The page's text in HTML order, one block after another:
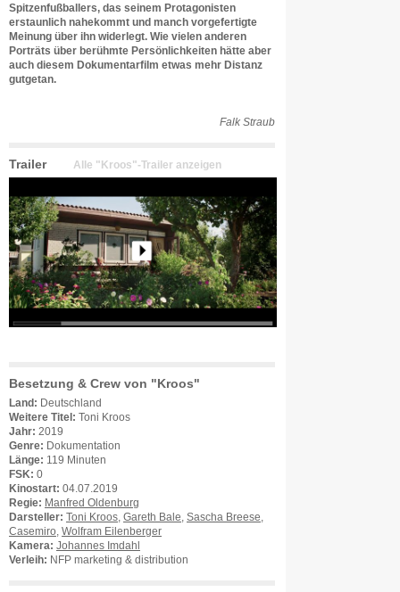
Spitzenfußballers, das seinem Protagonisten
erstaunlich nahekommt und manch vorgefertigte
Meinung über ihn widerlegt. Wie vielen anderen
Porträts über berühmte Persönlichkeiten hätte aber
auch diesem Dokumentarfilm etwas mehr Distanz
gutgetan.
Falk Straub
Trailer Alle "Kroos"-Trailer anzeigen
Besetzung & Crew von "Kroos"
Land: Deutschland
Weitere Titel: Toni Kroos
Jahr: 2019
Genre: Dokumentation
Länge: 119 Minuten
FSK: 0
Kinostart: 04.07.2019
Regie: Manfred Oldenburg
Darsteller: Toni Kroos Gareth Bale Sascha Breese
Casemiro Wolfram Eilenberger
Kamera: Johannes Imdahl
Verleih: NFP marketing & distribution